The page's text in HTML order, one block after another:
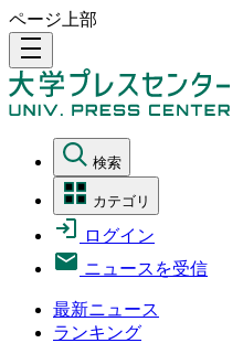
ページ上部
density_medium
検索
カテゴリ
ログイン
ニュースを受信
最新ニュース
ランキング